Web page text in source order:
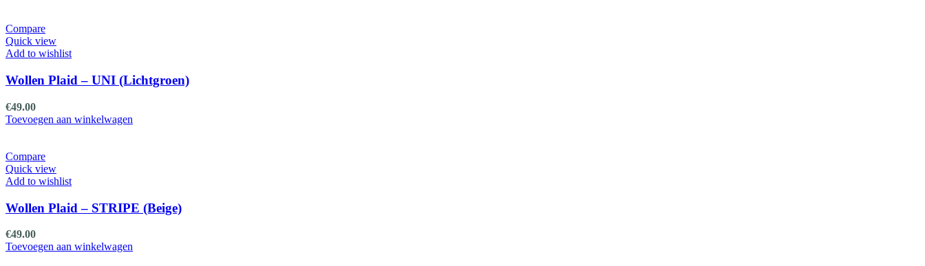
Compare
Quick view
Add to wishlist
Wollen Plaid – UNI (Lichtgroen)
€49.00
Toevoegen aan winkelwagen
Compare
Quick view
Add to wishlist
Wollen Plaid – STRIPE (Beige)
€49.00
Toevoegen aan winkelwagen